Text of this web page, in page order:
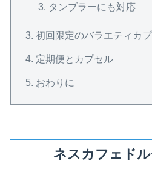
タンブラーにも対応
初回限定のバラエティカ
定期便とカプセル
おわりに
ネスカフェド